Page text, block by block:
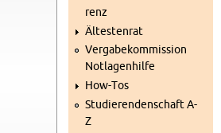
renz
Äl­tes­ten­rat
Ver­ga­be­kom­mis­si­on
Not­la­gen­hil­fe
How-Tos
Stu­die­ren­den­schaft A-
Z